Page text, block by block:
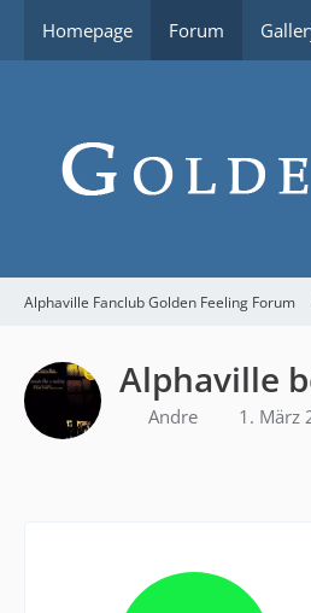
Homepage Forum
Alphaville Fanclub Golden Feeling Forum
Alphaville
Andre 1. März